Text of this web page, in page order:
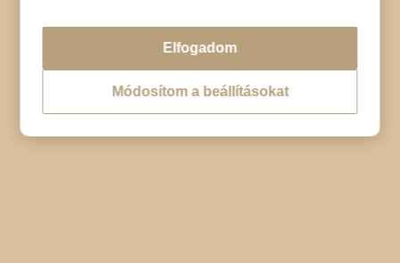
Elfogadom
Módosítom a beállításokat